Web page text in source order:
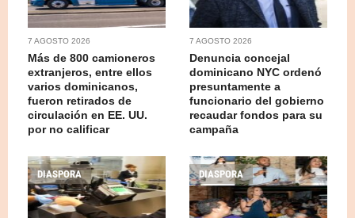
7 AGOSTO 2026
Más de 800 camioneros
extranjeros, entre ellos
varios dominicanos,
fueron retirados de
circulación en EE. UU.
por no calificar
7 AGOSTO 2026
Denuncia concejal
dominicano NYC ordenó
presuntamente a
funcionario del gobierno
recaudar fondos para su
campaña
DIASPORA DIASPORA